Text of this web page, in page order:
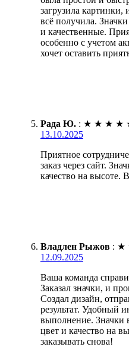
загрузила картинки,
всё получила.
и качественные.
особенно с учетом
хочет оставить
Рада Ю. : ★ ★ ★ ★
13.10.2025
Приятное
заказ через сайт.
качество на высоте.
Владлен Рыжов : ★
12.09.2025
Ваша команда
Заказал значки, и
Создал дизайн,
результат. Удобный
выполнение. Значки
цвет и качество на
заказывать снова!